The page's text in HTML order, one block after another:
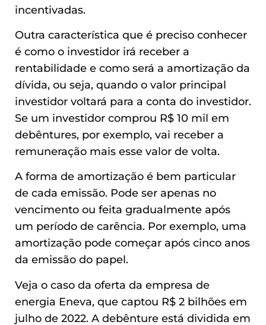
incentivadas.
Outra característica que é preciso conhecer
é como o investidor irá receber a
rentabilidade e como será a amortização da
dívida, ou seja, quando o valor principal
investidor voltará para a conta do investidor.
Se um investidor comprou R$ 10 mil em
debêntures, por exemplo, vai receber a
remuneração mais esse valor de volta.
A forma de amortização é bem particular
de cada emissão. Pode ser apenas no
vencimento ou feita gradualmente após
um período de carência. Por exemplo, uma
amortização pode começar após cinco anos
da emissão do papel.
Veja o caso da oferta da empresa de
energia Eneva, que captou R$ 2 bilhões em
julho de 2022. A debênture está dividida em